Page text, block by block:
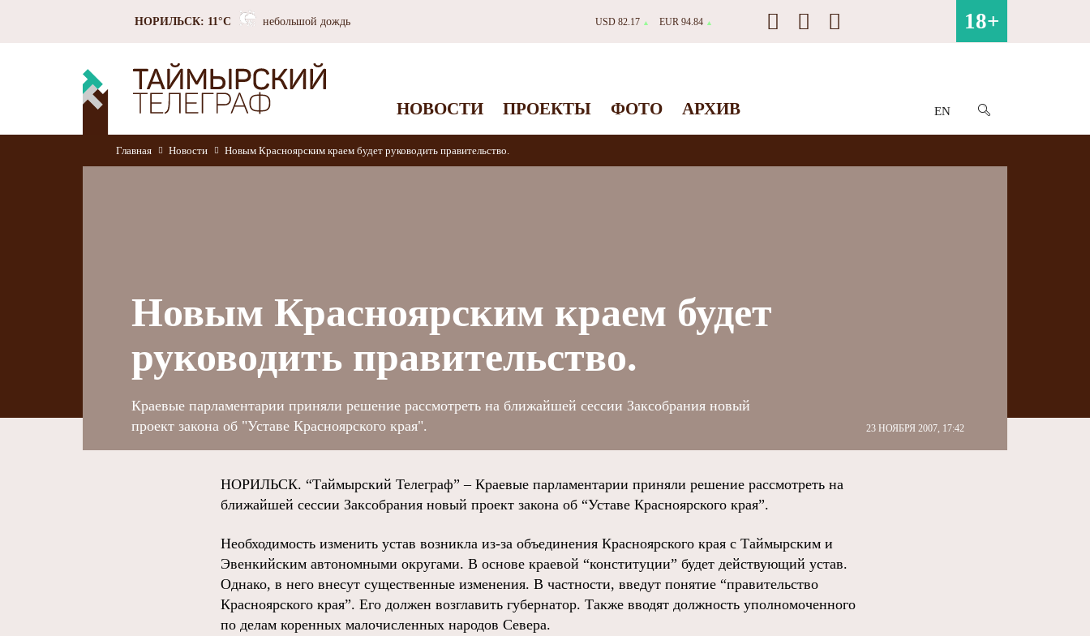
НОРИЛЬСК: 11°C небольшой дождь USD 82.17 ▲ EUR 94.84 ▲ 18+
НОВОСТИ ПРОЕКТЫ ФОТО АРХИВ EN
Главная Новости Новым Красноярским краем будет руководить правительство.
Новым Красноярским краем будет
руководить правительство.
23 НОЯБРЯ 2007, 17:42
Краевые парламентарии приняли решение рассмотреть на ближайшей сессии Заксобрания новый
проект закона об "Уставе Красноярского края".
НОРИЛЬСК. “Таймырский Телеграф” – Краевые парламентарии приняли решение рассмотреть на
ближайшей сессии Заксобрания новый проект закона об “Уставе Красноярского края”.
Необходимость изменить устав возникла из-за объединения Красноярского края с Таймырским и
Эвенкийским автономными округами. В основе краевой “конституции” будет действующий устав.
Однако, в него внесут существенные изменения. В частности, введут понятие “правительство
Красноярского края”. Его должен возглавить губернатор. Также вводят должность уполномоченного
по делам коренных малочисленных народов Севера.